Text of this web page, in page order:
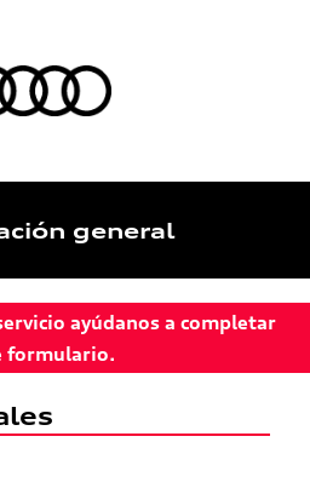
general
ayúdanos a completar
formulario.